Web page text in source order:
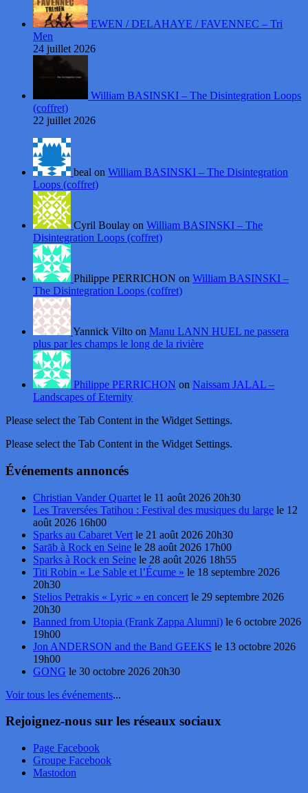
EWEN / DELAHAYE / FAVENNEC – Tri
Men
24 juillet 2026
William BASINSKI – The Disintegration Loops
(coffret)
22 juillet 2026
beal on William BASINSKI – The Disintegration
Loops (coffret)
Cyril Boulay on William BASINSKI – The
Disintegration Loops (coffret)
Philippe PERRICHON on William BASINSKI –
The Disintegration Loops (coffret)
Yannick Vilto on Manu LANN HUEL ne passera
plus par les champs le long de la rivière
Philippe PERRICHON on Naissam JALAL –
Landscapes of Eternity
Please select the Tab Content in the Widget Settings.
Please select the Tab Content in the Widget Settings.
Événements annoncés
Christian Vander Quartet le 11 août 2026 20h30
Les Traversées Tatihou : Festival des musiques du large le 12
août 2026 16h00
Sparks au Cabaret Vert le 21 août 2026 20h30
Sarāb à Rock en Seine le 28 août 2026 17h00
Sparks à Rock en Seine le 28 août 2026 18h55
Titi Robin « Le Sable et l’Écume » le 18 septembre 2026
20h30
Stelios Petrakis « Lyric » en concert le 29 septembre 2026
20h30
Banned from Utopia (Frank Zappa Alumni) le 6 octobre 2026
19h00
Jon ANDERSON and the Band GEEKS le 13 octobre 2026
19h00
GONG le 30 octobre 2026 20h30
Voir tous les événements...
Rejoignez-nous sur les réseaux sociaux
Page Facebook
Groupe Facebook
Mastodon